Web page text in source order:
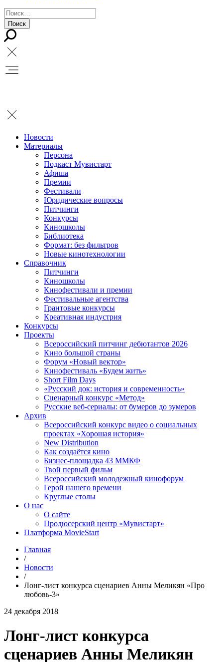
Новости
Материалы
Персона
Подкаст Мувистарт
Афиша
Премии
Фестивали
Юридические вопросы
Питчинги
Конкурсы
Киношколы
Библиотека
Формат: без фильтров
Новые кинотехнологии
Справочник
Питчинги
Киношколы
Кинофестивали и премии
Фестивальные агентства
Грантовые конкурсы
Креативная индустрия
Конкурсы
Проекты
Всероссийский питчинг дебютантов 2026
Кино большой страны
Форум «Новый вектор»
Кинофестиваль «Будем жить»
Short Film Days
«Русский док: история и современность»
Сценарный конкурс «Метод»
Русские веб-сериалы: от бумеров до зумеров
Архив
Всероссийский конкурс видео о социальных
проектах «Хорошая история»
New Distribution
Как создаётся кино
Бизнес-площадка 43 ММКФ
Твой первый фильм
Всероссийский молодежный кинофорум
Герой нашего времени
Круглые столы
О нас
О сайте
Продюсерский центр «Мувистарт»
Платформа MovieStart
Главная
/
Новости
/
Лонг-лист конкурса сценариев Анны Меликян «Про
любовь-3»
24 декабря 2018
Лонг-лист конкурса
сценариев Анны Меликян